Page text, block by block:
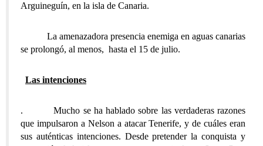
Arguineguín, en la isla de Canaria.
La amenazadora presencia enemiga en aguas canarias
se prolongó, al menos, hasta el 15 de julio.
Las intenciones
. Mucho se ha hablado sobre las verdaderas razones
que impulsaron a Nelson a atacar Tenerife, y de cuáles eran
sus auténticas intenciones. Desde pretender la conquista y